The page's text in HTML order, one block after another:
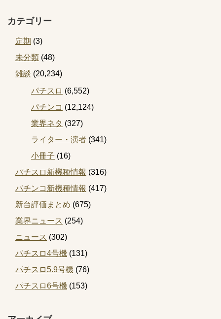
カテゴリー
定期 (3)
未分類 (48)
雑談 (20,234)
パチスロ (6,552)
パチンコ (12,124)
業界ネタ (327)
ライター・演者 (341)
小冊子 (16)
パチスロ新機種情報 (316)
パチンコ新機種情報 (417)
新台評価まとめ (675)
業界ニュース (254)
ニュース (302)
パチスロ4号機 (131)
パチスロ5.9号機 (76)
パチスロ6号機 (153)